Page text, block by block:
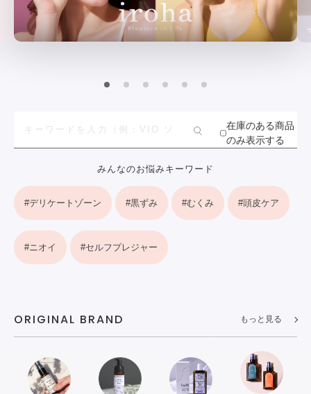
在庫のある商品
のみ表示する
みんなのお悩みキーワード
#デリケートゾーン #黒ずみ #むくみ #頭皮ケア
#ニオイ #セルフプレジャー
ORIGINAL BRAND もっと見る